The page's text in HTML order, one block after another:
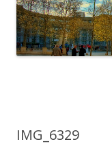
IMG_6329